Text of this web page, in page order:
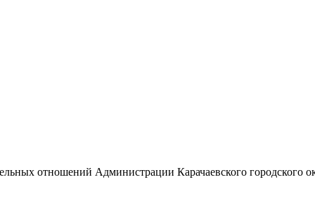
отношений Администрации Карачаевского городского